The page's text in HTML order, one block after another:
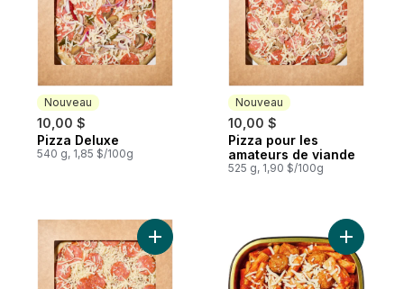
Nouveau
10,00 $
Nouveau
Pizza Deluxe
540 g, 1,85 $/100g
Nouveau
10,00 $
Nouveau
Pizza pour les
amateurs de viande
525 g, 1,90 $/100g
Ajouter Pizza au pepperoni au panier
Ajouter